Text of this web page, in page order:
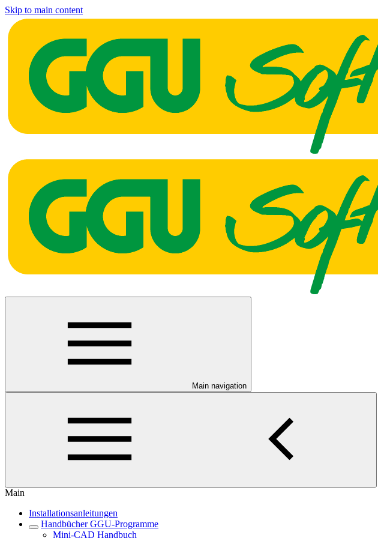
Skip to main content
Main navigation
Main
Installationsanleitungen
Handbücher GGU-Programme
Mini-CAD Handbuch